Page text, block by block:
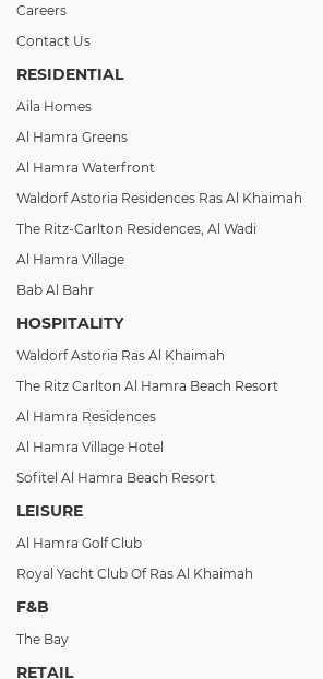
Careers
Contact Us
RESIDENTIAL
Aila Homes
Al Hamra Greens
Al Hamra Waterfront
Waldorf Astoria Residences Ras Al Khaimah
The Ritz-Carlton Residences, Al Wadi
Al Hamra Village
Bab Al Bahr
HOSPITALITY
Waldorf Astoria Ras Al Khaimah
The Ritz Carlton Al Hamra Beach Resort
Al Hamra Residences
Al Hamra Village Hotel
Sofitel Al Hamra Beach Resort
LEISURE
Al Hamra Golf Club
Royal Yacht Club Of Ras Al Khaimah
F&B
The Bay
RETAIL